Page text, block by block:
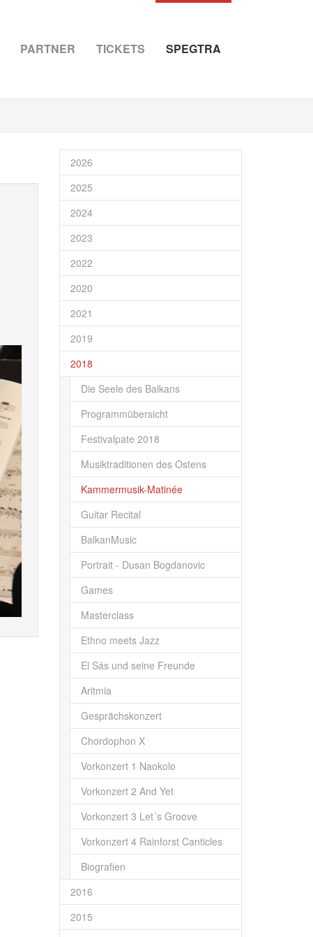
PARTNER TICKETS SPEGTRA
2026
2025
2024
2023
2022
2020
2021
2019
2018
Die Seele des Balkans
Programmübersicht
Festivalpate 2018
Musiktraditionen des Ostens
Kammermusik-Matinée
Guitar Recital
BalkanMusic
Portrait - Dusan Bogdanovic
Games
Masterclass
Ethno meets Jazz
El Sás und seine Freunde
Aritmia
Gesprächskonzert
Chordophon X
Vorkonzert 1 Naokolo
Vorkonzert 2 And Yet
Vorkonzert 3 Let´s Groove
Vorkonzert 4 Rainforst Canticles
Biografien
2016
2015